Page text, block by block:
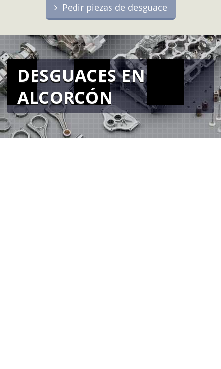
Pedir piezas de desguace
DESGUACES EN
ALCORCÓN